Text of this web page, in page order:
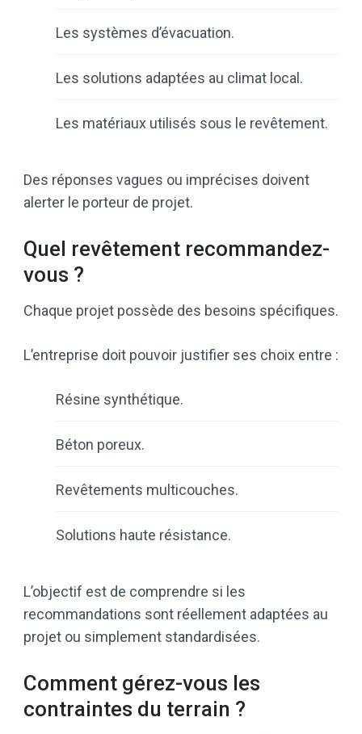
Les systèmes d’évacuation.
Les solutions adaptées au climat local.
Les matériaux utilisés sous le revêtement.
Des réponses vagues ou imprécises doivent
alerter le porteur de projet.
Quel revêtement recommandez-
vous ?
Chaque projet possède des besoins spécifiques.
L’entreprise doit pouvoir justifier ses choix entre :
Résine synthétique.
Béton poreux.
Revêtements multicouches.
Solutions haute résistance.
L’objectif est de comprendre si les
recommandations sont réellement adaptées au
projet ou simplement standardisées.
Comment gérez-vous les
contraintes du terrain ?